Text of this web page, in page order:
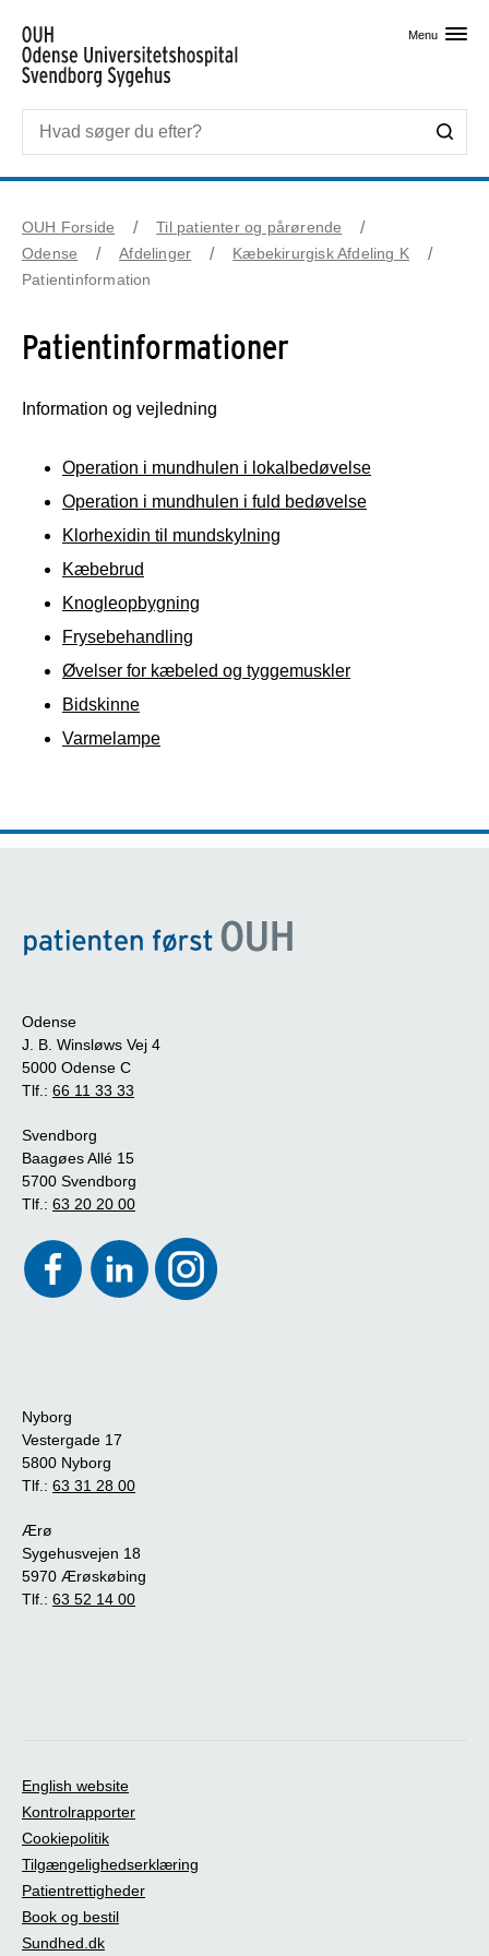
Menu
OUH Forside
Til patienter og pårørende
Odense
Afdelinger
Kæbekirurgisk Afdeling K
Patientinformation
Patientinformationer
Information og vejledning
Operation i mundhulen i lokalbedøvelse
Operation i mundhulen i fuld bedøvelse
Klorhexidin til mundskylning
Kæbebrud
Knogleopbygning
Frysebehandling
Øvelser for kæbeled og tyggemuskler
Bidskinne
Varmelampe
Odense
J. B. Winsløws Vej 4
5000 Odense C
Tlf.: 66 11 33 33
Svendborg
Baagøes Allé 15
5700 Svendborg
Tlf.: 63 20 20 00
Nyborg
Vestergade 17
5800 Nyborg
Tlf.: 63 31 28 00
Ærø
Sygehusvejen 18
5970 Ærøskøbing
Tlf.: 63 52 14 00
English website
Kontrolrapporter
Cookiepolitik
Tilgængelighedserklæring
Patientrettigheder
Book og bestil
Sundhed.dk